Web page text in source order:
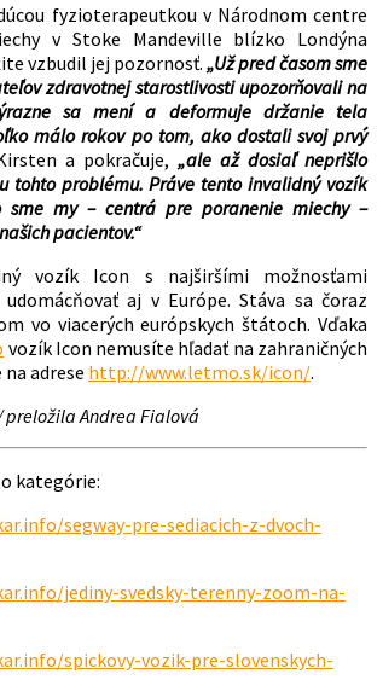
fyzioterapeutkou v Národnom centre
v Stoke Mandeville blízko Londýna
vzbudil jej pozornosť. „Už pred časom sme
zdravotnej starostlivosti upozorňovali na
sa mení a deformuje držanie tela
málo rokov po tom, ako dostali svoj prvý
a pokračuje, „ale až dosiaľ neprišlo
tohto problému. Práve tento invalidný vozík
my – centrá pre poranenie miechy –
pacientov.“
vozík Icon s najširšími možnosťami
aj v Európe. Stáva sa čoraz
vo viacerých európskych štátoch. Vďaka
vozík Icon nemusíte hľadať na zahraničných
adrese http://www.letmo.sk/icon/.
preložila Andrea Fialová
kategórie:
segway-pre-sediacich-z-dvoch-
jediny-svedsky-terenny-zoom-na-
spickovy-vozik-pre-slovenskych-